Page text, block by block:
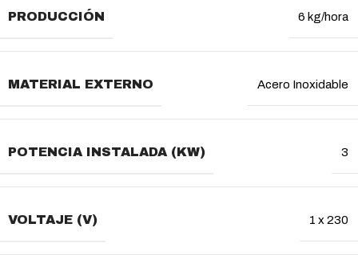
PRODUCCIÓN 6 kg/hora
MATERIAL EXTERNO Acero Inoxidable
POTENCIA INSTALADA (KW) 3
VOLTAJE (V) 1 x 230